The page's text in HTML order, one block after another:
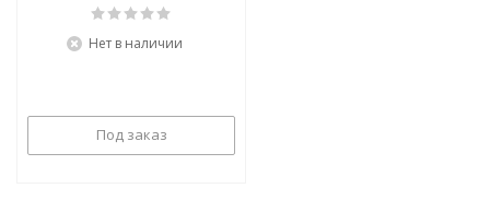
Нет в наличии
Под заказ